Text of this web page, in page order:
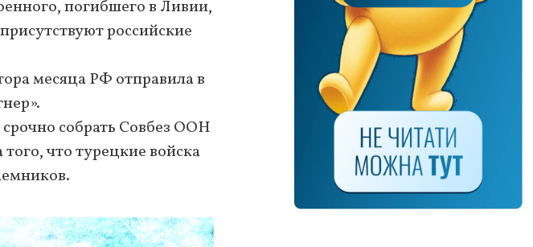
погибшего в Ливии,
российские
месяца РФ отправила в
собрать Совбез ООН
что турецкие войска